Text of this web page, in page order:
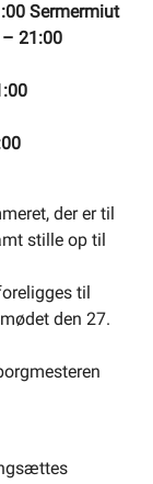
Sermermiut
21:00
der er til
stille op til
til
den 27.